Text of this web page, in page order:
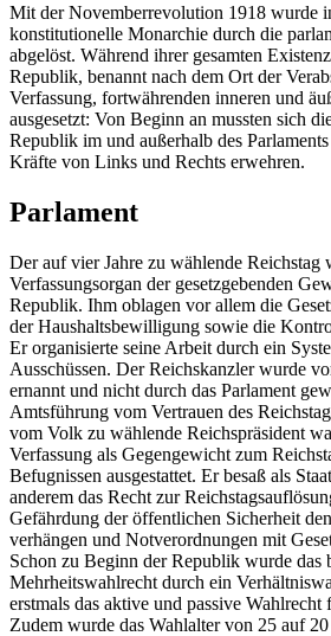
Mit der Novemberrevolution 1918 wurde
konstitutionelle Monarchie durch die
abgelöst. Während ihrer gesamten
Republik, benannt nach dem Ort der
Verfassung, fortwährenden inneren und
ausgesetzt: Von Beginn an mussten sich
Republik im und außerhalb des
Kräfte von Links und Rechts erwehren.
Parlament
Der auf vier Jahre zu wählende Reichstag
Verfassungsorgan der gesetzgebenden
Republik. Ihm oblagen vor allem die
der Haushaltsbewilligung sowie die
Er organisierte seine Arbeit durch ein
Ausschüssen. Der Reichskanzler wurde
ernannt und nicht durch das Parlament
Amtsführung vom Vertrauen des
vom Volk zu wählende Reichspräsident
Verfassung als Gegengewicht zum
Befugnissen ausgestattet. Er besaß als
anderem das Recht zur
Gefährdung der öffentlichen Sicherheit
verhängen und Notverordnungen mit
Schon zu Beginn der Republik wurde das
Mehrheitswahlrecht durch ein
erstmals das aktive und passive Wahlrecht
Zudem wurde das Wahlalter von 25 auf 20